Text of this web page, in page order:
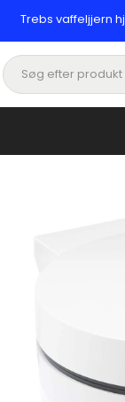
Trebs vaffeljjern